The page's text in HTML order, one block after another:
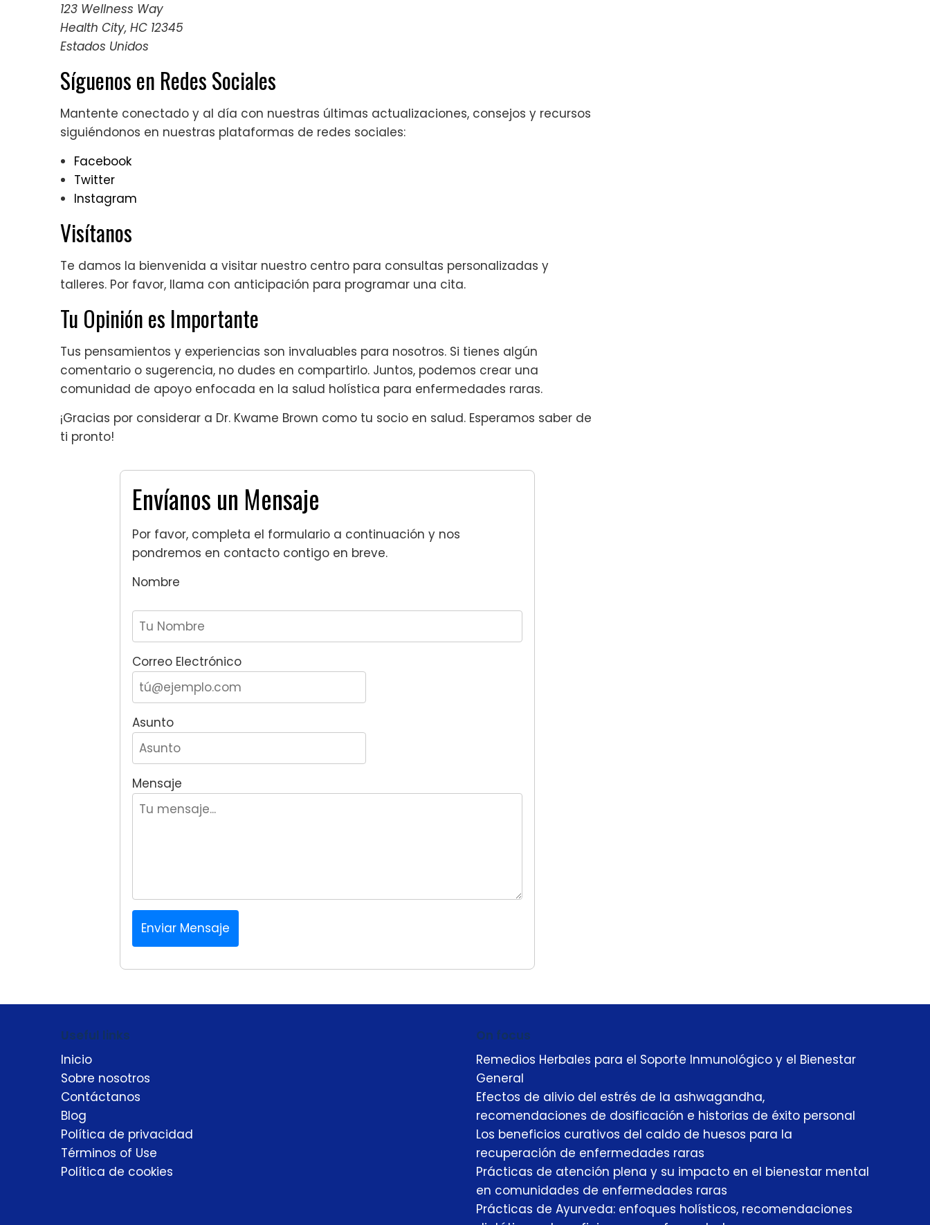
123 Wellness Way
Health City, HC 12345
Estados Unidos
Síguenos en Redes Sociales
Mantente conectado y al día con nuestras últimas actualizaciones, consejos y recursos
siguiéndonos en nuestras plataformas de redes sociales:
Facebook
Twitter
Instagram
Visítanos
Te damos la bienvenida a visitar nuestro centro para consultas personalizadas y
talleres. Por favor, llama con anticipación para programar una cita.
Tu Opinión es Importante
Tus pensamientos y experiencias son invaluables para nosotros. Si tienes algún
comentario o sugerencia, no dudes en compartirlo. Juntos, podemos crear una
comunidad de apoyo enfocada en la salud holística para enfermedades raras.
¡Gracias por considerar a Dr. Kwame Brown como tu socio en salud. Esperamos saber de
ti pronto!
Envíanos un Mensaje
Por favor, completa el formulario a continuación y nos
pondremos en contacto contigo en breve.
Nombre
Correo Electrónico
Asunto
Mensaje
Enviar Mensaje
Useful links
Inicio
Sobre nosotros
Contáctanos
Blog
Política de privacidad
Términos of Use
Política de cookies
On focus
Remedios Herbales para el Soporte Inmunológico y el Bienestar
General
Efectos de alivio del estrés de la ashwagandha,
recomendaciones de dosificación e historias de éxito personal
Los beneficios curativos del caldo de huesos para la
recuperación de enfermedades raras
Prácticas de atención plena y su impacto en el bienestar mental
en comunidades de enfermedades raras
Prácticas de Ayurveda: enfoques holísticos, recomendaciones